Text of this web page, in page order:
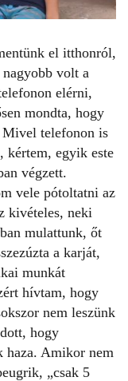
el itthonról,
volt a
elérni,
mondta, hogy
Mivel telefonon is
kértem, egyik este
végzett.
vele pótoltatni az
kivételes, neki
mulattunk, őt
a karját,
munkát
hívtam, hogy
nem leszünk
hogy
haza. Amikor nem
„csak 5